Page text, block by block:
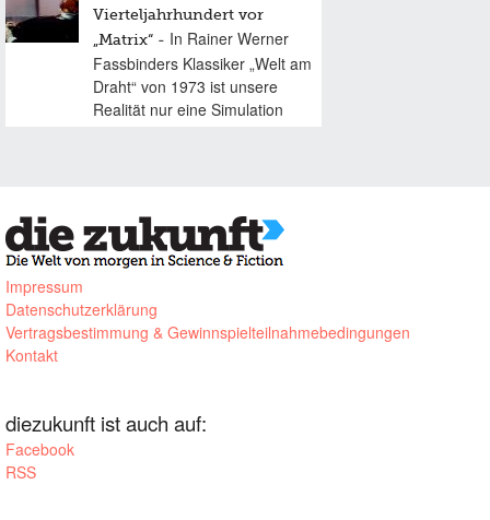
Vierteljahrhundert vor
„Matrix“
In Rainer Werner
Fassbinders Klassiker „Welt am
Draht“ von 1973 ist unsere
Realität nur eine Simulation
Impressum
Datenschutzerklärung
Vertragsbestimmung & Gewinnspielteilnahmebedingungen
Kontakt
diezukunft ist auch auf:
Facebook
RSS